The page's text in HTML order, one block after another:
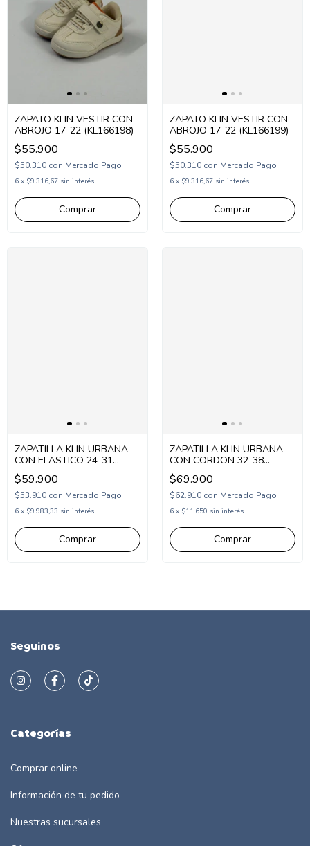
ZAPATO KLIN VESTIR CON
ABROJO 17-22 (KL166198)
$55.900
$50.310 con Mercado Pago
6 x $9.316,67 sin interés
Comprar
ZAPATO KLIN VESTIR CON
ABROJO 17-22 (KL166199)
$55.900
$50.310 con Mercado Pago
6 x $9.316,67 sin interés
Comprar
ZAPATILLA KLIN URBANA
CON ELASTICO 24-31
(1KL369001)
$59.900
$53.910 con Mercado Pago
6 x $9.983,33 sin interés
Comprar
ZAPATILLA KLIN URBANA
CON CORDON 32-38
(1KL356009)
$69.900
$62.910 con Mercado Pago
6 x $11.650 sin interés
Comprar
Seguinos
Categorías
Comprar online
Información de tu pedido
Nuestras sucursales